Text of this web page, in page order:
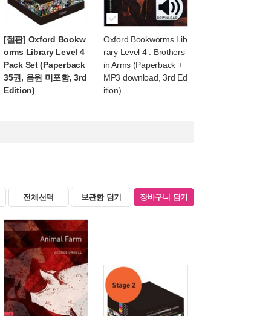
[절판] Oxford Bookw
orms Library Level 4
Pack Set (Paperback
35권, 음원 미포함, 3rd
Edition)
Oxford Bookworms Lib
rary Level 4 : Brothers
in Arms (Paperback +
MP3 download, 3rd Ed
ition)
전체선택 보관함 담기 장바구니 담기